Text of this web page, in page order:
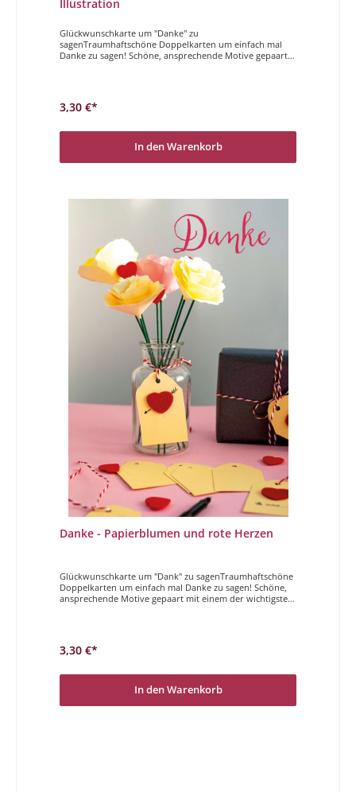
Illustration
Glückwunschkarte um "Danke" zu
sagenTraumhaftschöne Doppelkarten um einfach mal
Danke zu sagen! Schöne, ansprechende Motive gepaart
3,30 €*
In den Warenkorb
Danke - Papierblumen und rote Herzen
Glückwunschkarte um "Dank" zu sagenTraumhaftschöne
Doppelkarten um einfach mal Danke zu sagen! Schöne,
ansprechende Motive gepaart mit einem der wichtigsten
3,30 €*
In den Warenkorb